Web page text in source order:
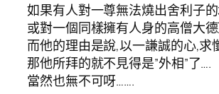
如果有人對一尊無法燒出舍利子
或對一個同樣擁有人身的高僧大
而他的理由是說,以一謙誠的心,求
那他所拜的就不見得是”外相”了….
當然也無不可呀…….